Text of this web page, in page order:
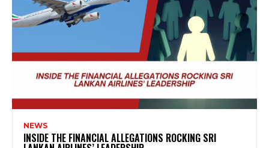
NEWS
INSIDE THE FINANCIAL ALLEGATIONS ROCKING SRI